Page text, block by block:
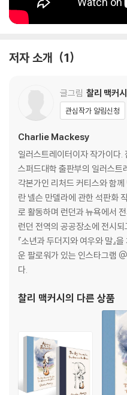
저자 소개 1
글그림 찰리 맥커시
관심작가 알림신청
Charlie Mackesy
일러스트레이터이자 작가이다.
스퍼드대학 출판부의 일러스트
각본가인 리처드 커티스와 함께
란 넬슨 만델라에 관한 석판화
로 활동하며 런던과 뉴욕에서
런던 전역의 공공장소에 전시
『소년과 두더지와 여우와 말』
운 팔로워가 있는 인스타그램
다.
찰리 맥커시의 다른 상품